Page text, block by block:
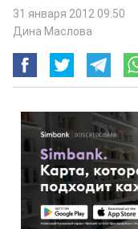
31 января 2012 09:50
Дина Маслова